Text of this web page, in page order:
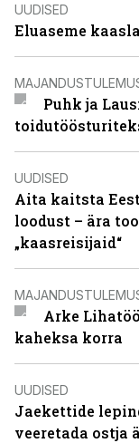
UUDISED
Eluaseme
Puhk ja
UUDISED
Aita kaitsta
loodust – ära
„kaasreisijaid“
Arke
kaheksa korra
UUDISED
Jaekettide
veeretada ostja